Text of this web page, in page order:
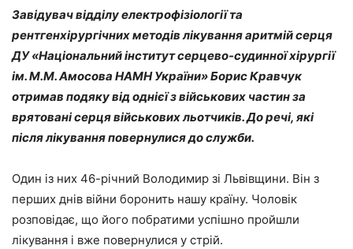
Завідувач відділу електрофізіології та
рентгенхірургічних методів лікування аритмій серця
ДУ «Національний інститут серцево-судинної хірургії
ім. М.М. Амосова НАМН України»Борис Кравчук
отримав подяку від однієї з військових частин за
врятовані серця військових льотчиків. До речі, які
після лікування повернулися до служби.
Один із них 46-річний Володимир зі Львівщини. Він з
перших днів війни боронить нашу країну. Чоловік
розповідає, що його побратими успішно пройшли
лікування і вже повернулися у стрій.